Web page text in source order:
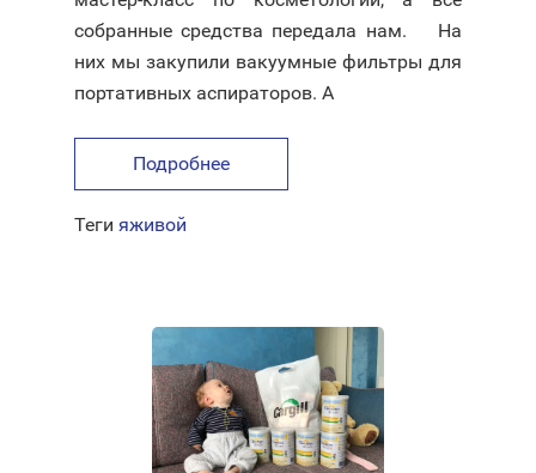
собранные средства передала нам. ⠀ На
них мы закупили вакуумные фильтры для
портативных аспираторов. А
Подробнее
Теги яживой